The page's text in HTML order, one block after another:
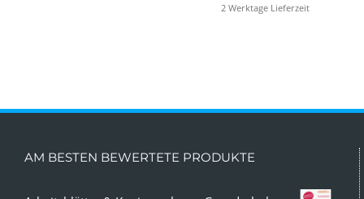
2 Werktage Lieferzeit
AM BESTEN BEWERTETE PRODUKTE